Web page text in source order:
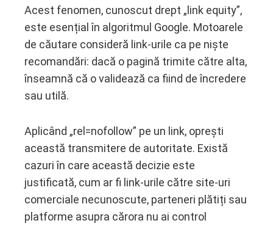
Acest fenomen, cunoscut drept „link equity”,
este esențial în algoritmul Google. Motoarele
de căutare consideră link-urile ca pe niște
recomandări: dacă o pagină trimite către alta,
înseamnă că o validează ca fiind de încredere
sau utilă.
Aplicând „rel=nofollow” pe un link, oprești
această transmitere de autoritate. Există
cazuri în care această decizie este
justificată, cum ar fi link-urile către site-uri
comerciale necunoscute, parteneri plătiți sau
platforme asupra cărora nu ai control